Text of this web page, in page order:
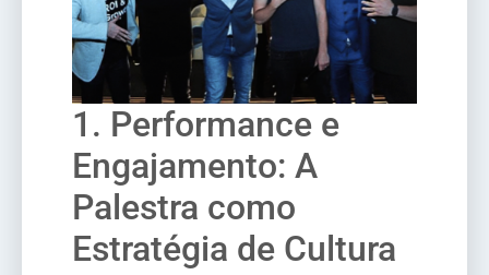
1. Performance e
Engajamento: A
Palestra como
Estratégia de Cultura